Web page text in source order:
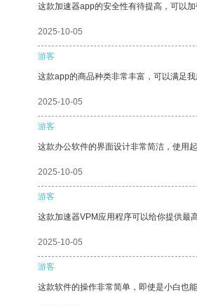
这款加速器app的安全性有待提高，可以加
2025-10-05
游客
这款app的商品种类非常丰富，可以满足我
2025-10-05
游客
这款办公软件的界面设计非常简洁，使用
2025-10-05
游客
这款加速器VPM应用程序可以给你提供最
2025-10-05
游客
这款软件的操作非常简单，即使是小白也能